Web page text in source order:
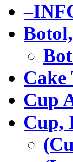
Cake
Cup
Cup,